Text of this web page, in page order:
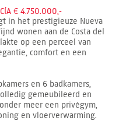
€ 4.750.000,-
in het prestigieuze Nueva
wonen aan de Costa del
op een perceel van
comfort en een
en 6 badkamers,
gemeubileerd en
meer een privégym,
en vloerverwarming.